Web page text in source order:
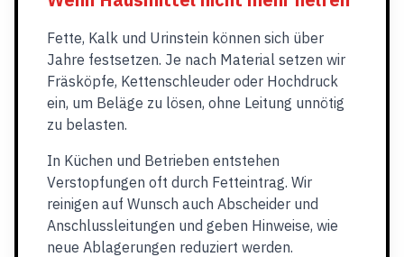
Fette, Kalk und Urinstein können sich über
Jahre festsetzen. Je nach Material setzen wir
Fräsköpfe, Kettenschleuder oder Hochdruck
ein, um Beläge zu lösen, ohne Leitung unnötig
zu belasten.
In Küchen und Betrieben entstehen
Verstopfungen oft durch Fetteintrag. Wir
reinigen auf Wunsch auch Abscheider und
Anschlussleitungen und geben Hinweise, wie
neue Ablagerungen reduziert werden.